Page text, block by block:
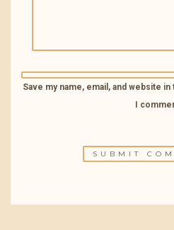
Save my name, email, and website
I